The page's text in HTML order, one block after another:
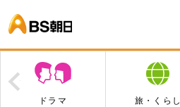
ドラマ 旅・くらし
Prev